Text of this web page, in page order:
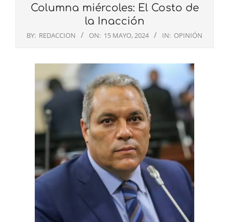
Columna miércoles: El Costo de
la Inacción
BY: REDACCION ON: 15 MAYO, 2024 IN: OPINIÓN